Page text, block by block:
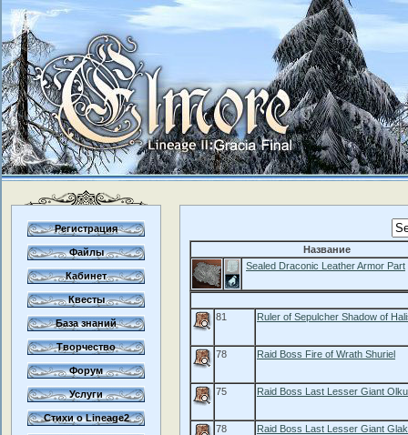
Регистрация
Файлы
Кабинет
Квесты
База знаний
Творчество
Форум
Услуги
Стихи о Lineage2
Название
Sealed Draconic Leather Armor Part
81 Ruler of Sepulcher Shadow of
78 Raid Boss Fire of Wrath Shuriel
75 Raid Boss Last Lesser Giant
78 Raid Boss Last Lesser Giant